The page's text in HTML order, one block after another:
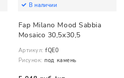
В наличии
Fap Milano Mood Sabbia
Mosaico 30,5x30,5
Артикул: fQE0
Рисунок: под камень